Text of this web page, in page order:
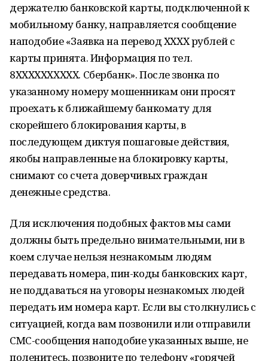
держателю банковской карты, подключенной к
мобильному банку, направляется сообщение
наподобие «Заявка на перевод ХХХХ рублей с
карты принята. Информация по тел.
8ХХХХХХХХХХ. Сбербанк». После звонка по
указанному номеру мошенникам они просят
проехать к ближайшему банкомату для
скорейшего блокирования карты, в
последующем диктуя пошаговые действия,
якобы направленные на блокировку карты,
снимают со счета доверчивых граждан
денежные средства.
Для исключения подобных фактов мы сами
должны быть предельно внимательными, ни в
коем случае нельзя незнакомым людям
передавать номера, пин-коды банковских карт,
не поддаваться на уговоры незнакомых людей
передать им номера карт. Если вы столкнулись с
ситуацией, когда вам позвонили или отправили
СМС-сообщения наподобие указанных выше, не
поленитесь, позвоните по телефону «горячей